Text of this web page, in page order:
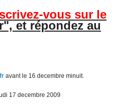
vous sur le
et répondez au
avant le 16 decembre minuit.
17 decembre 2009